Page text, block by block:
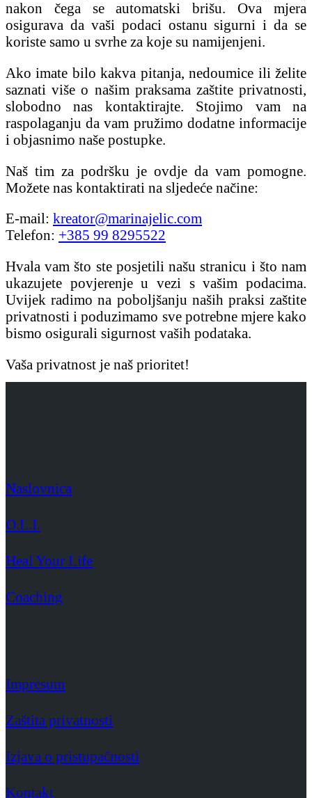
nakon čega se automatski brišu. Ova mjera
osigurava da vaši podaci ostanu sigurni i da se
koriste samo u svrhe za koje su namijenjeni.
Ako imate bilo kakva pitanja, nedoumice ili želite
saznati više o našim praksama zaštite privatnosti,
slobodno nas kontaktirajte. Stojimo vam na
raspolaganju da vam pružimo dodatne informacije
i objasnimo naše postupke.
Naš tim za podršku je ovdje da vam pomogne.
Možete nas kontaktirati na sljedeće načine:
E-mail: kreator@marinajelic.com
Telefon: +385 99 8295522
Hvala vam što ste posjetili našu stranicu i što nam
ukazujete povjerenje u vezi s vašim podacima.
Uvijek radimo na poboljšanju naših praksi zaštite
privatnosti i poduzimamo sve potrebne mjere kako
bismo osigurali sigurnost vaših podataka.
Vaša privatnost je naš prioritet!
Naslovnica
O.L.I.
Heal Your Life
Coaching
Impresum
Zaštita privatnosti
Izjava o pristupačnosti
Kontakt